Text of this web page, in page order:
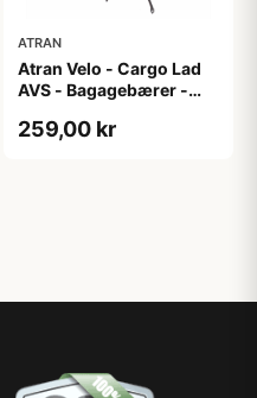
ATRAN
Atran Velo - Cargo Lad
AVS - Bagagebærer -
259,00 kr